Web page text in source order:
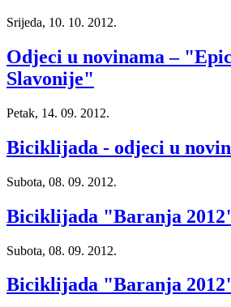
Srijeda, 10. 10. 2012.
Odjeci u novinama –
Slavonije"
Petak, 14. 09. 2012.
Biciklijada - odjeci u
Subota, 08. 09. 2012.
Biciklijada "Baranja
Subota, 08. 09. 2012.
Biciklijada "Baranja